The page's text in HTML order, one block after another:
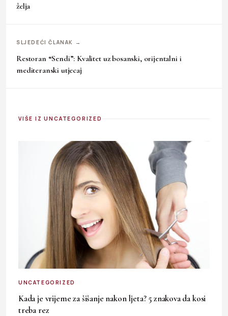
želja
SLJEDEĆI ČLANAK →
Restoran “Sendi”: Kvalitet uz bosanski, orijentalni i
mediteranski utjecaj
VIŠE IZ UNCATEGORIZED
UNCATEGORIZED
Kada je vrijeme za šišanje nakon ljeta? 5 znakova da kosi
treba rez